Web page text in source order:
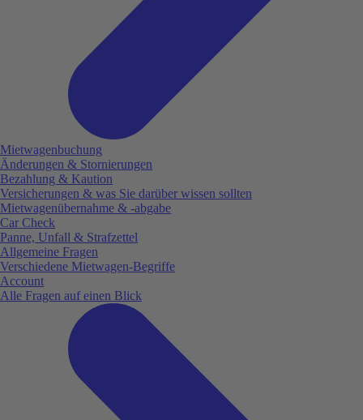
Mietwagenbuchung
Änderungen & Stornierungen
Bezahlung & Kaution
Versicherungen & was Sie darüber wissen sollten
Mietwagenübernahme & -abgabe
Car Check
Panne, Unfall & Strafzettel
Allgemeine Fragen
Verschiedene Mietwagen-Begriffe
Account
Alle Fragen auf einen Blick